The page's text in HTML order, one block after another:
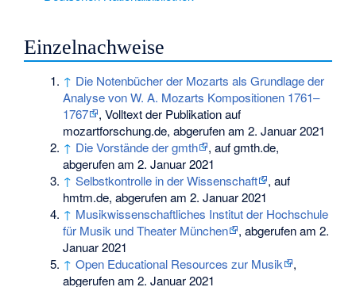
Einzelnachweise
↑ Die Notenbücher der Mozarts als Grundlage der
Analyse von W. A. Mozarts Kompositionen 1761–
1767
, Volltext der Publikation auf
mozartforschung.de, abgerufen am 2. Januar 2021
↑ Die Vorstände der gmth
, auf gmth.de,
abgerufen am 2. Januar 2021
↑ Selbstkontrolle in der Wissenschaft
, auf
hmtm.de, abgerufen am 2. Januar 2021
↑ Musikwissenschaftliches Institut der Hochschule
für Musik und Theater München
, abgerufen am 2.
Januar 2021
↑ Open Educational Resources zur Musik
,
abgerufen am 2. Januar 2021